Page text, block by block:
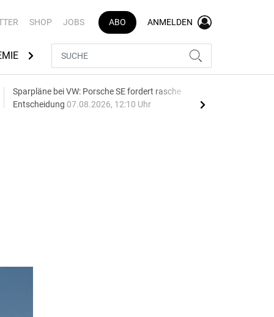
SHOP JOBS ABO ANMELDEN
AUTOMARKEN
Sparpläne bei VW: Porsche SE fordert rasche
Entscheidung 07.08.2026, 12:10 Uhr